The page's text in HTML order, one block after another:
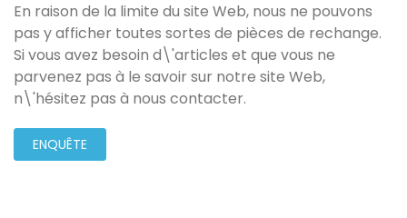
En raison de la limite du site Web, nous ne pouvons
pas y afficher toutes sortes de pièces de rechange.
Si vous avez besoin d\'articles et que vous ne
parvenez pas à le savoir sur notre site Web,
n\'hésitez pas à nous contacter.
ENQUÊTE